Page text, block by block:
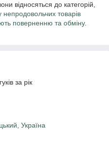
відносяться до категорій,
непродовольчих товарів
поверненню та обміну.
за рік
Україна